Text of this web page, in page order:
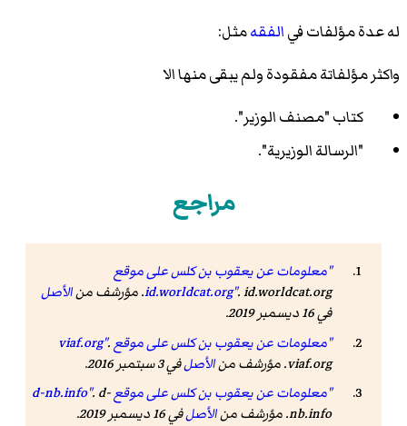
له عدة مؤلفات فيالفقهمثل:
واكثر مؤلفاتة مفقودة ولم يبقى منها الا
كتاب "مصنف الوزير".
"الرسالة الوزيرية".
مراجع
"معلومات عن يعقوب بن كلس على موقع
id.worldcat.org". id.worldcat.org. مؤرشف من
الأصل
في 16 ديسمبر 2019.
"معلومات عن يعقوب بن كلس على موقع viaf.org" .
viaf.org. مؤرشف من
الأصلفي 3 سبتمبر 2016.
"معلومات عن يعقوب بن كلس على موقع d-nb.info". d-
nb.info. مؤرشف من
الأصلفي 16 ديسمبر 2019.